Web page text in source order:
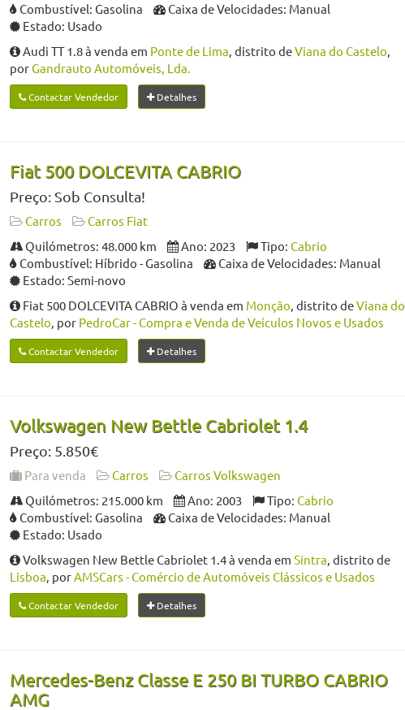
Combustível: Gasolina
Caixa de Velocidades: Manual
Estado: Usado
Audi TT 1.8 à venda em Ponte de Lima, distrito deViana do Castelo,
porGandrauto Automóveis, Lda.
Contactar Vendedor Detalhes
Fiat 500 DOLCEVITA CABRIO
Preço: Sob Consulta!
Carros
Carros Fiat
Quilómetros: 48.000 km
Ano: 2023 Tipo: Cabrio
Combustível: Híbrido - Gasolina
Caixa de Velocidades: Manual
Estado: Semi-novo
Fiat 500 DOLCEVITA CABRIO à venda em Monção, distrito deViana do
Castelo, por PedroCar - Compra e Venda de Veículos Novos e Usados
Contactar Vendedor Detalhes
Volkswagen New Bettle Cabriolet 1.4
Preço: 5.850€
Para venda Carros
Carros Volkswagen
Quilómetros: 215.000 km
Ano: 2003 Tipo: Cabrio
Combustível: Gasolina
Caixa de Velocidades: Manual
Estado: Usado
Volkswagen New Bettle Cabriolet 1.4 à venda em Sintra, distrito de
Lisboa, porAMSCars - Comércio de Automóveis Clássicos e Usados
Contactar Vendedor Detalhes
Mercedes-Benz Classe E 250 BI TURBO CABRIO
AMG